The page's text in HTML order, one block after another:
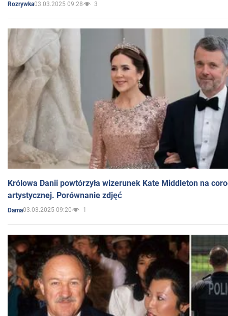
Rozrywka03.03.2025 09:28 3
Królowa Danii powtórzyła wizerunek Kate Middleton na
artystycznej. Porównanie zdjęć
Dama03.03.2025 09:20 1